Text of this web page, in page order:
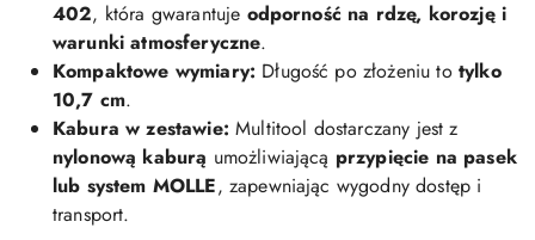
402, która gwarantuje odporność na rdzę, korozję i
warunki atmosferyczne.
Kompaktowe wymiary: Długość po złożeniu to tylko
10,7 cm.
Kabura w zestawie: Multitool dostarczany jest z
nylonową kaburą umożliwiającą przypięcie na pasek
lub system MOLLE, zapewniając wygodny dostęp i
transport.